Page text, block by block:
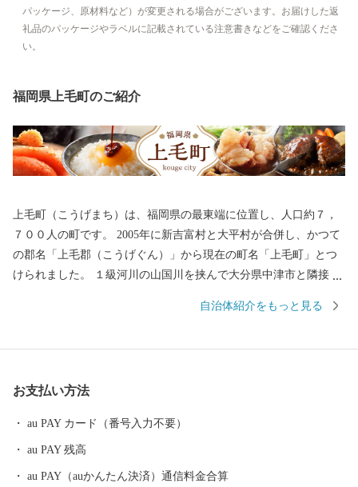
パッケージ、原材料など）が変更される場合がございます。お届けした返
礼品のパッケージやラベルに記載されている注意書きなどをご確認くださ
い。
福岡県上毛町のご紹介
上毛町（こうげまち）は、福岡県の最東端に位置し、人口約７，
７００人の町です。 2005年に新吉富村と大平村が合併し、かつて
の郡名「上毛郡（こうげぐん）」から現在の町名「上毛町」とつ
けられました。 １級河川の山国川を挟んで大分県中津市と隣接
地域です。 定住自立圏構想も県境を越えて、大分県中津市を中心
町の中央を流れる友枝川や里山といった自然資源に恵まれており
ます。 東九州自動車道の全線開通、上毛SICの開設及び大池公園
の将来像「みんなが輝くまち上毛」を目標に、住民協働による町
づくりを進め、「九州一輝く町」を目指しています。 今後とも応
自治体紹介をもっと見る
お支払い方法
au PAY カード（番号入力不要）
au PAY 残高
au PAY（auかんたん決済）通信料金合算